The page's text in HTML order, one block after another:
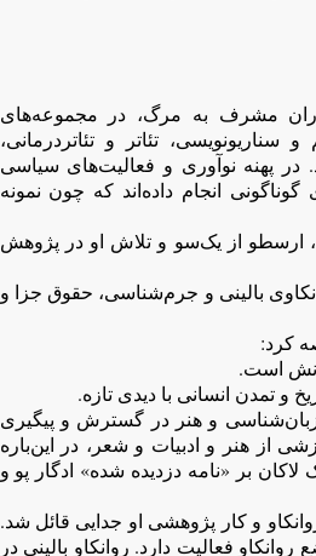
مشرف به مرگ، در مجموعه‌های
تئاتر و تئاتردرمانی،
در پهنه نوآوری و فعالیت‌های سیاسی
انجام داده‌اند که چون نمونه
ارسطو از یک‌سو و تلاش او در پژوهش
بالینی و جرم‌شناسی، حقوق جزا و
کرد:
است.
و تمدن انسانی با دیدی تازه.
و هنر در گسترش و پیگیری
از هنر و ادبیات و شعر، در این‌باره
بر «نامه دزدیده شده» ادگار پو و
و کار پژوهشی او جدایی قائل شد.
فعالیت دارد. روانکاو بالینی در